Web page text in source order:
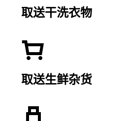
取送干洗衣物
取送生鲜杂货